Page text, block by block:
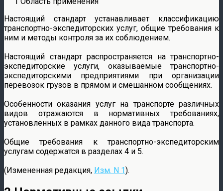
Настоящий стандарт устанавливает классификацию
транспортно-экспедиторских услуг, общие требования к
ним и методы контроля за их соблюдением.
Настоящий стандарт распространяется на транспортно-
экспедиторские услуги, оказываемые транспортно-
экспедиторскими предприятиями при организации
перевозок грузов в прямом и смешанном сообщениях.
Особенности оказания услуг на транспорте различных
видов отражаются в нормативных требованиях,
установленных в рамках данного вида транспорта.
Общие требования к транспортно-экспедиторским
услугам содержатся в разделах 4 и 5.
(Измененная редакция, Изм. N 1).